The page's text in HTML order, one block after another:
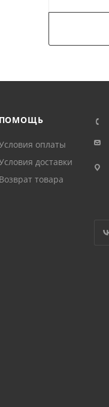
ПОМОЩЬ
оплаты
доставки
Возврат товара